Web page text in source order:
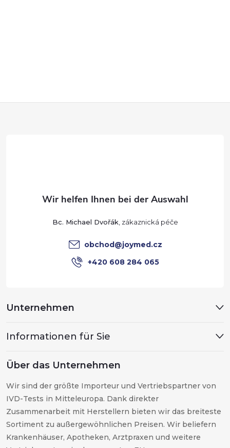
Bc. Michael Dvořák
obchod@joymed.cz
+420 608 284 065
Unternehmen
Informationen für Sie
Über das Unternehmen
Wir sind der größte Importeur und Vertriebspartner von
IVD-Tests in Mitteleuropa. Dank direkter
Zusammenarbeit mit Herstellern bieten wir das breiteste
Sortiment zu außergewöhnlichen Preisen. Wir beliefern
Krankenhäuser, Apotheken, Arztpraxen und weitere